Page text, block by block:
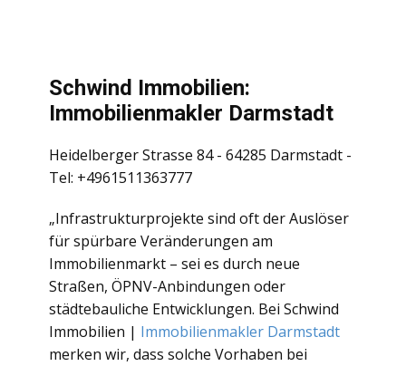
Schwind Immobilien:
Immobilienmakler Darmstadt
Heidelberger Strasse 84 - 64285 Darmstadt -
Tel: +4961511363777
„Infrastrukturprojekte sind oft der Auslöser
für spürbare Veränderungen am
Immobilienmarkt – sei es durch neue
Straßen, ÖPNV-Anbindungen oder
städtebauliche Entwicklungen. Bei Schwind
Immobilien | Immobilienmakler Darmstadt
merken wir, dass solche Vorhaben bei